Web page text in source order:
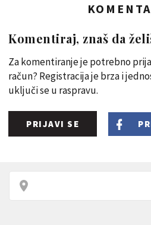
Komentiraj, znaš da
Za komentiranje je potrebno
račun? Registracija je brza i
uključi se u raspravu.
PRIJAVI SE